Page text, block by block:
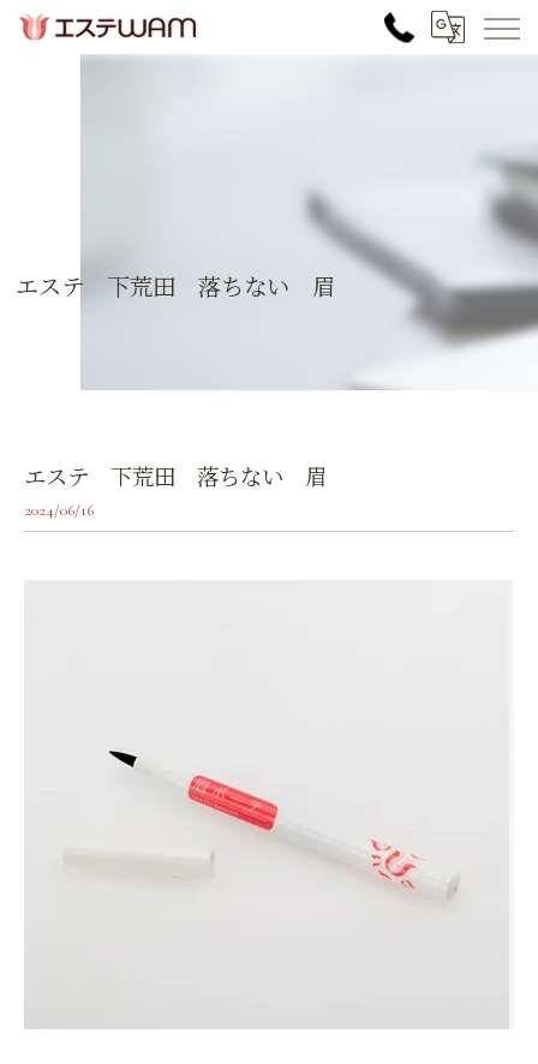
エステ 下荒田 落ちない 眉
エステ 下荒田 落ちない 眉
2024/06/16